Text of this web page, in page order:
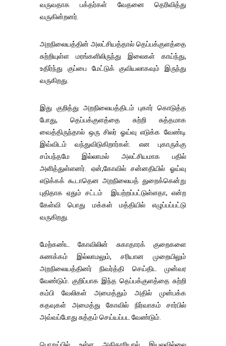
வருவதாக பக்தர்கள் வேதனை தெரிவித்து
வருகின்றனர்.
அறநிலையத்தின் அலட்சியத்தால் தெப்பக்குளத்தை
சுற்றியுள்ள மரங்களிலிருந்து இலைகள் காய்ந்து,
உதிர்ந்து குப்பை மேட்டுக் குவியலாகவும் இருந்து
வருகிறது.
இது குறித்து அறநிலையத்திடம் புகார் கொடுத்த
போது, தெப்பக்குளத்தை சுற்றி சுத்தமாக
வைத்திருந்தால் ஒரு சிலர் ஓய்வு எடுக்க வேண்டி
இவ்விடம் வந்துவிடுகிறார்கள். என புகாருக்கு
சம்பந்தமே இல்லாமல் அலட்சியமாக பதில்
அளித்துள்ளனர். ஏன்,கோவில் சன்னதியில் ஓய்வு
எடுக்கக் கூடாதென அறநிலையத் துறைக்கென்று
புதிதாக ஏதும் சட்டம் இயற்றப்பட்டுள்ளதா, என்ற
கேள்வி பொது மக்கள் மத்தியில் எழுப்பப்பட்டு
வருகிறது.
மேற்கண்ட கோவிலின் சுகாதாரக் குறைகளை
சுணக்கம் இல்லாமலும், சரியான முறையிலும்
அறநிலையத்தினர் நிவர்த்தி செய்திட முன்வர
வேண்டும். குறிப்பாக இந்த தெப்பக்குளத்தை சுற்றி
கம்பி வேலிகள் அமைத்தும் அதில் முன்பக்க
கதவுகள் அமைத்து கோவில் நிர்வாகம் சார்பில்
அவ்வப்போது சுத்தம் செய்யப்பட வேண்டும்.